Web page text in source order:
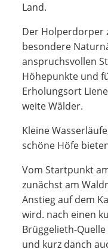
Land.
Der Holperdorper
besondere
anspruchsvollen
Höhepunkte und
Erholungsort
weite Wälder.
Kleine
schöne Höfe
Vom Startpunkt
zunächst am
Anstieg auf dem
wird. nach einen
Brüggelieth-
und kurz danch